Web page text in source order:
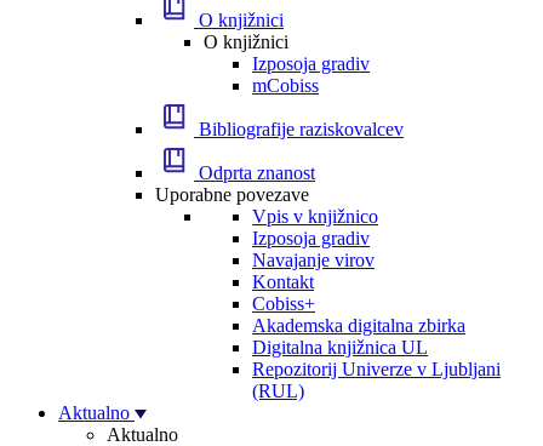
O knjižnici
O knjižnici
Izposoja gradiv
mCobiss
Bibliografije raziskovalcev
Odprta znanost
Uporabne povezave
Vpis v knjižnico
Izposoja gradiv
Navajanje virov
Kontakt
Cobiss+
Akademska digitalna zbirka
Digitalna knjižnica UL
Repozitorij Univerze v Ljubljani
(RUL)
Aktualno
Aktualno